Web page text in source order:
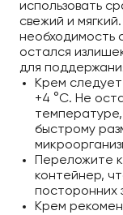
использовать
свежий и
необходимость
остался
для
Крем
+4 °C. Не
быстрому
Переложите
контейнер,
посторонних
Крем